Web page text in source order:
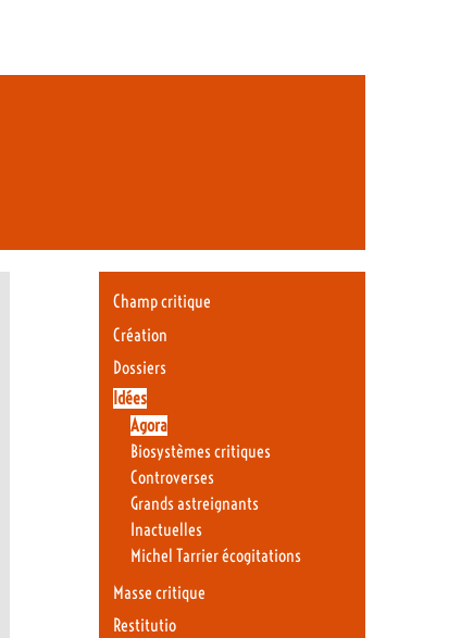
Champ critique
Création
Dossiers
Idées
Agora
Biosystèmes critiques
Controverses
Grands astreignants
Inactuelles
Michel Tarrier écogitations
Masse critique
Restitutio